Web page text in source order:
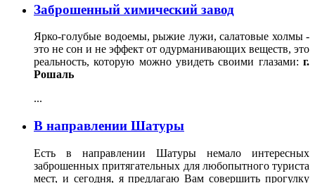
Заброшенный химический завод
Ярко-голубые водоемы, рыжие лужи, салатовые холмы -
это не сон и не эффект от одурманивающих веществ, это
реальность, которую можно увидеть своими глазами: г.
Рошаль
...
В направлении Шатуры
Есть в направлении Шатуры немало интересных
заброшенных притягательных для любопытного туриста
мест, и сегодня, я предлагаю Вам совершить прогулку